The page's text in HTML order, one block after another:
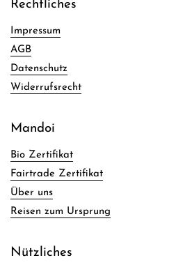
Rechtliches
Impressum
AGB
Datenschutz
Widerrufsrecht
Mandoi
Bio Zertifikat
Fairtrade Zertifikat
Über uns
Reisen zum Ursprung
Nützliches